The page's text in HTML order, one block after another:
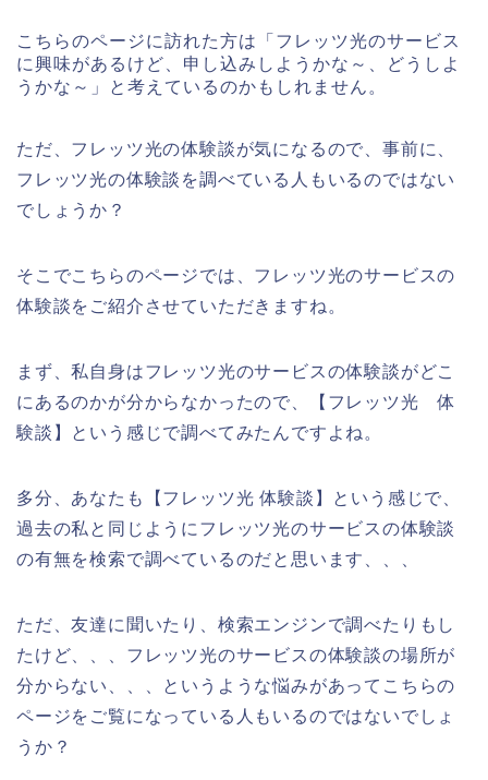
こちらのページに訪れた方は「フレッツ光のサービス
に興味があるけど、申し込みしようかな～、どうしよ
うかな～」と考えているのかもしれません。
ただ、フレッツ光の体験談が気になるので、事前に、
フレッツ光の体験談を調べている人もいるのではない
でしょうか？
そこでこちらのページでは、フレッツ光のサービスの
体験談をご紹介させていただきますね。
まず、私自身はフレッツ光のサービスの体験談がどこ
にあるのかが分からなかったので、【フレッツ光 体
験談】という感じで調べてみたんですよね。
多分、あなたも【フレッツ光 体験談】という感じで、
過去の私と同じようにフレッツ光のサービスの体験談
の有無を検索で調べているのだと思います、、、
ただ、友達に聞いたり、検索エンジンで調べたりもし
たけど、、、フレッツ光のサービスの体験談の場所が
分からない、、、というような悩みがあってこちらの
ページをご覧になっている人もいるのではないでしょ
うか？